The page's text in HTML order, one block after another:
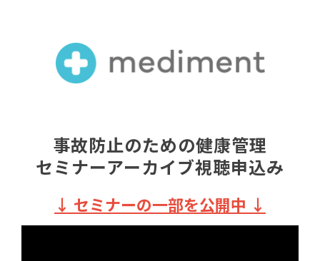
事故防止のための健康管理
セミナーアーカイブ視聴申込み
↓ セミナーの一部を公開中 ↓